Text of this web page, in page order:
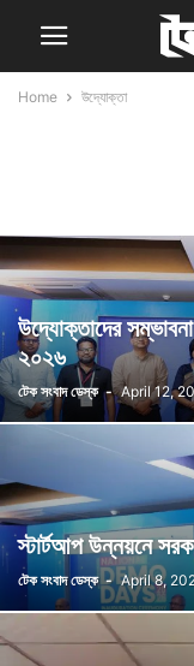
Home উদ্যোক্তা
উদ্যোক্তাদের
২০২৬
টেক সংবাদ ডেস্ক - April 12,
স্টার্টআপ উন্নয়নে
টেক সংবাদ ডেস্ক - April 8,